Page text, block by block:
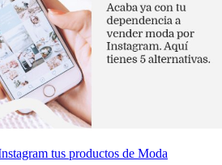
tus productos de Moda